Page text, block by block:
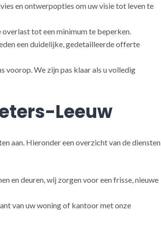
en ontwerpopties om uw visie tot leven te
tot een minimum te beperken.
een duidelijke, gedetailleerde offerte
voorop. We zijn pas klaar als u volledig
Leeuw
aan. Hieronder een overzicht van de diensten
en deuren, wij zorgen voor een frisse, nieuwe
van uw woning of kantoor met onze